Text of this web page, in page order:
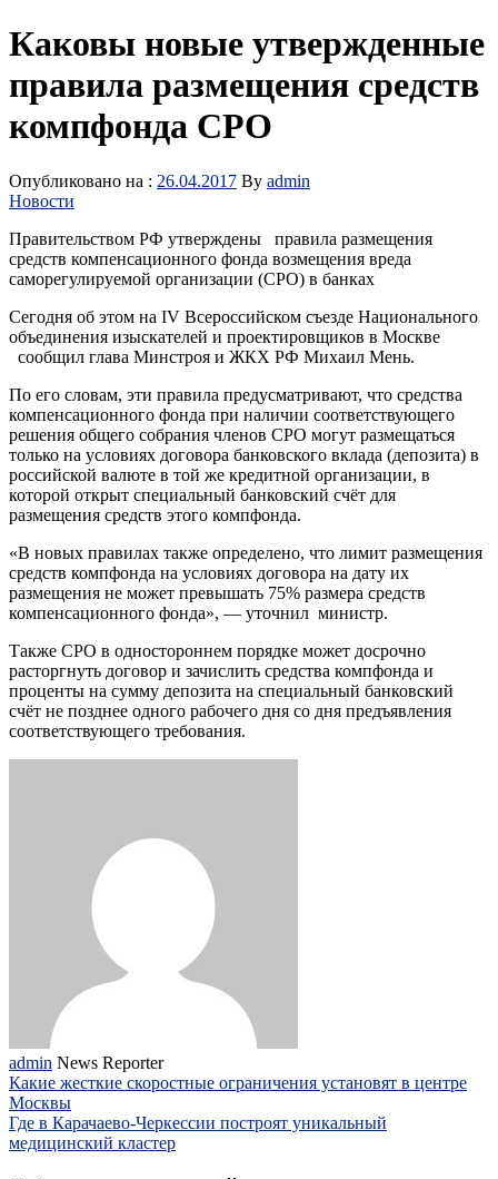
Каковы новые утвержденные
правила размещения средств
компфонда СРО
Опубликовано на : 26.04.2017 By admin
Новости
Правительством РФ утверждены правила размещения
средств компенсационного фонда возмещения вреда
саморегулируемой организации (СРО) в банках
Сегодня об этом на IV Всероссийском съезде Национального
объединения изыскателей и проектировщиков в Москве
сообщил глава Минстроя и ЖКХ РФ Михаил Мень.
По его словам, эти правила предусматривают, что средства
компенсационного фонда при наличии соответствующего
решения общего собрания членов СРО могут размещаться
только на условиях договора банковского вклада (депозита) в
российской валюте в той же кредитной организации, в
которой открыт специальный банковский счёт для
размещения средств этого компфонда.
«В новых правилах также определено, что лимит размещения
средств компфонда на условиях договора на дату их
размещения не может превышать 75% размера средств
компенсационного фонда», — уточнил министр.
Также СРО в одностороннем порядке может досрочно
расторгнуть договор и зачислить средства компфонда и
проценты на сумму депозита на специальный банковский
счёт не позднее одного рабочего дня со дня предъявления
соответствующего требования.
admin News Reporter
Какие жесткие скоростные ограничения установят в центре
Москвы
Где в Карачаево-Черкессии построят уникальный
медицинский кластер